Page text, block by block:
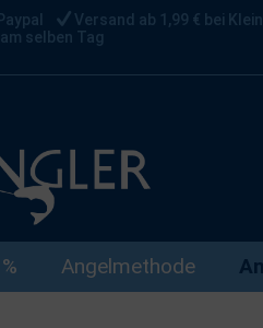
Versand ab 1,99 € bei
selben Tag
Angelmethode